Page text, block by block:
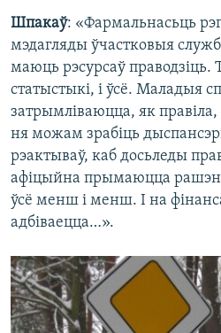
Шпакаў: «Фармальнасьць
мэдагляды ўчастковыя
маюць рэсурсаў праводзіць.
статыстыкі, і ўсё. Маладыя
затрымліваюцца, як
ня можам зрабіць
рэактываў, каб досьледы
афіцыйна прымаюцца
ўсё менш і менш. І на
адбіваецца…».